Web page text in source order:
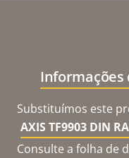
Substituímos este
AXIS TF9903 DIN
Consulte a folha de